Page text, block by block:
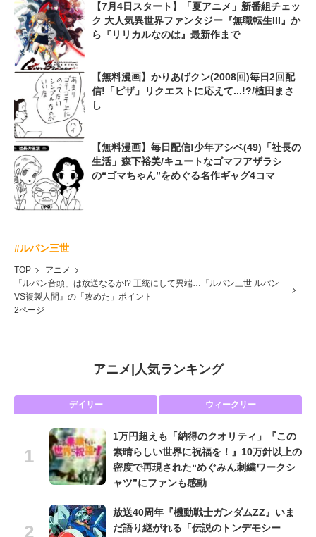
【7月4日スタート】「夏アニメ」新番組チェッ
ク 大人気異世界ファンタジー『無職転生III』か
ら『リリカルなのは』最新作まで
【無料漫画】かりあげクン(2008回)毎日2回配
信!「ピザ」リクエストに応えて...!?/植田まさ
し
【無料漫画】毎日配信!少年アシベ(49)「社長の
生活」森下裕美/キュートなゴマフアザラシ
の“ゴマちゃん”をめぐる名作ギャグ4コマ
#ルパン三世
TOP
アニメ
「ルパン音頭」は放送なるか!? 正統にして異端…『ルパン三世 ルパン
VS複製人間』の「攻めた」ポイント
2ページ
アニメ 人気ランキング
デイリー ウィークリー
1万円超えも「納得のクオリティ」『この
素晴らしい世界に祝福を！』10万針以上の
密度で再現された“めぐみん刺繍ワークシ
ャツ”にファンも感動
放送40周年『機動戦士ガンダムZZ』いま
だ語り継がれる「伝説のトンデモシー